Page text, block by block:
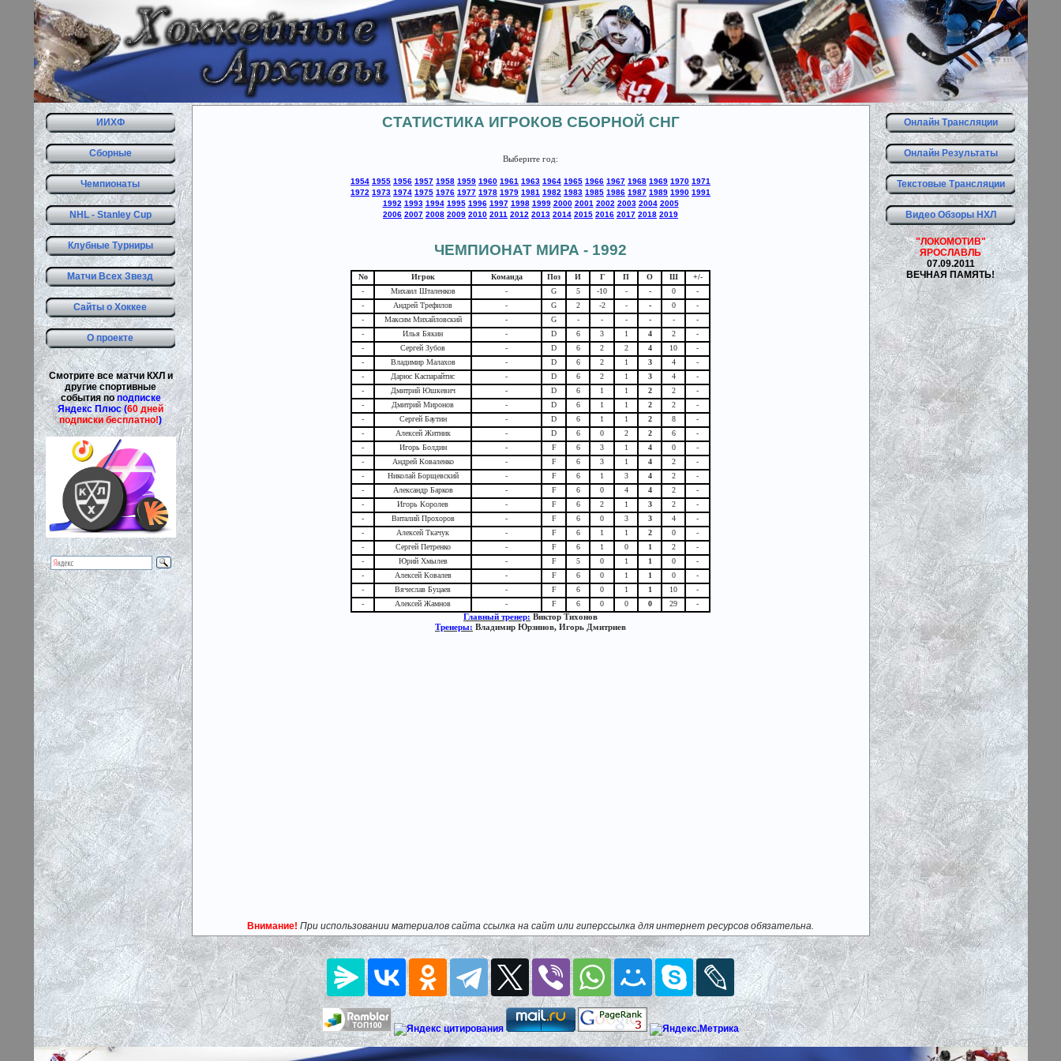
ИИХФ
Сборные
Чемпионаты
NHL - Stanley Cup
Клубные Турниры
Матчи Всех Звезд
Сайты о Хоккее
О проекте
Смотрите все матчи КХЛ и
другие спортивные
события поподписке
Яндекс Плюс (60 дней
подписки бесплатно!)
Онлайн Трансляции
Онлайн Результаты
Текстовые Трансляции
Видео Обзоры НХЛ
"ЛОКОМОТИВ"
ЯРОСЛАВЛЬ
07.09.2011
ВЕЧНАЯ ПАМЯТЬ!
СТАТИСТИКА ИГРОКОВ СБОРНОЙ СНГ
Выберите год:
1954 1955 1956 1957 1958 1959 1960 1961 1963 1964 1965 1966 1967 1968 1969 1970 1971
1972 1973 1974 1975 1976 1977 1978 1979 1981 1982 1983 1985 1986 1987 1989 1990 1991
1992 1993 1994 1995 1996 1997 1998 1999 2000 2001 2002 2003 2004 2005
2006 2007 2008 2009 2010 2011 2012 2013 2014 2015 2016 2017 2018 2019
ЧЕМПИОНАТ МИРА - 1992
No Игрок Команда Поз И Г П О Ш
+/-
-
Михаил Шталенков - G 5 -10 - - 0
-
-
Андрей Трефилов - G 2 -2 - - 0
-
-
Максим Михайловский - G - - - - -
-
-
Илья Бякин - D 6 3 1 4 2
-
-
Сергей Зубов - D 6 2 2 4 10
-
-
Владимир Малахов - D 6 2 1 3 4
-
-
Дарюс Каспарайтис - D 6 2 1 3 4
-
-
Дмитрий Юшкевич - D 6 1 1 2 2
-
-
Дмитрий Миронов - D 6 1 1 2 2
-
-
Сергей Баутин - D 6 1 1 2 8
-
-
Алексей Житник - D 6 0 2 2 6
-
-
Игорь Болдин - F 6 3 1 4 0
-
-
Андрей Коваленко - F 6 3 1 4 2
-
-
Николай Борщевский - F 6 1 3 4 2
-
-
Александр Барков - F 6 0 4 4 2
-
-
Игорь Королев - F 6 2 1 3 2
-
-
Виталий Прохоров - F 6 0 3 3 4
-
-
Алексей Ткачук - F 6 1 1 2 0
-
-
Сергей Петренко - F 6 1 0 1 2
-
-
Юрий Хмылев - F 5 0 1 1 0
-
-
Алексей Ковалев - F 6 0 1 1 0
-
-
Вячеслав Буцаев - F 6 0 1 1 10
-
-
Алексей Жамнов - F 6 0 0 0 29
-
Главный тренер: Виктор Тихонов
Тренеры: Владимир Юрзинов, Игорь Дмитриев
Внимание! При использовании материалов сайта ссылка на сайт или гиперссылка для интернет ресурсов обязательна.